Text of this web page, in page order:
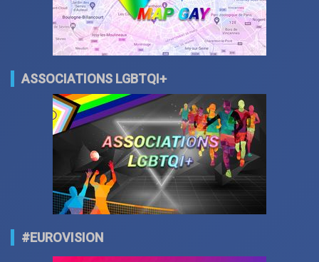
ASSOCIATIONS LGBTQI+
#EUROVISION